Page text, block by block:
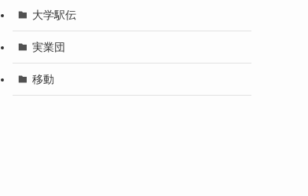
大学駅伝
実業団
移動